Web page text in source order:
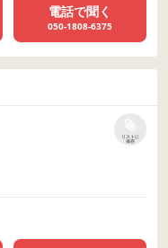
電話で聞く
050-1808-6375
リストに
保存